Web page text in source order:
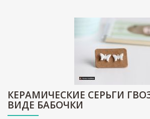
КЕРАМИЧЕСКИЕ СЕРЬГИ
ВИДЕ БАБОЧКИ